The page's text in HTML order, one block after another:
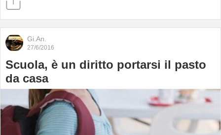
Gi.An.
27/6/2016
Scuola, è un diritto portarsi il pasto
da casa